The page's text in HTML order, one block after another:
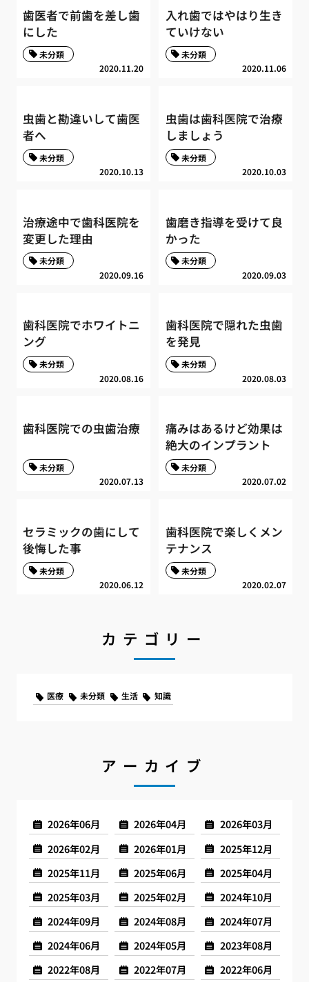
歯医者で前歯を差し歯
にした
2020.11.20
未分類
入れ歯ではやはり生き
ていけない
2020.11.06
未分類
虫歯と勘違いして歯医
者へ
2020.10.13
未分類
虫歯は歯科医院で治療
しましょう
2020.10.03
未分類
治療途中で歯科医院を
変更した理由
2020.09.16
未分類
歯磨き指導を受けて良
かった
2020.09.03
未分類
歯科医院でホワイトニ
ング
2020.08.16
未分類
歯科医院で隠れた虫歯
を発見
2020.08.03
未分類
歯科医院での虫歯治療
2020.07.13
未分類
痛みはあるけど効果は
絶大のインプラント
2020.07.02
未分類
セラミックの歯にして
後悔した事
2020.06.12
未分類
歯科医院で楽しくメン
テナンス
2020.02.07
未分類
カテゴリー
医療 未分類 生活 知識
アーカイブ
2026年06月 2026年04月
2026年03月
2026年02月
2026年01月
2025年12月
2025年11月
2025年06月
2025年04月
2025年03月
2025年02月
2024年10月
2024年09月
2024年08月
2024年07月
2024年06月
2024年05月
2023年08月
2022年08月
2022年07月 2022年06月